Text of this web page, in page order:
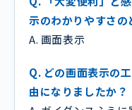
示のわかりやすさの
A. 画面表示
Q. どの画面表示の
由になりましたか？